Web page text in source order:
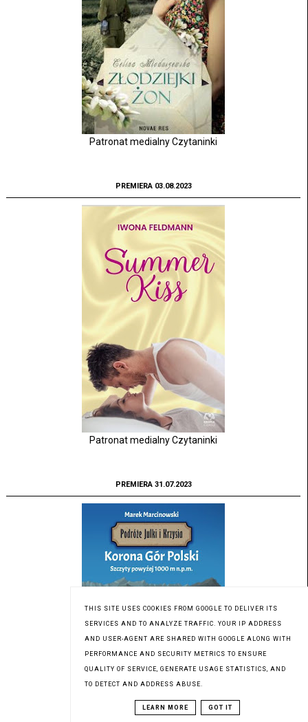
Patronat medialny Czytaninki
PREMIERA 03.08.2023
Patronat medialny Czytaninki
PREMIERA 31.07.2023
Patronat medialny Czytaninki
THIS SITE USES COOKIES FROM GOOGLE TO DELIVER ITS
SERVICES AND TO ANALYZE TRAFFIC. YOUR IP ADDRESS
AND USER-AGENT ARE SHARED WITH GOOGLE ALONG WITH
PERFORMANCE AND SECURITY METRICS TO ENSURE
QUALITY OF SERVICE, GENERATE USAGE STATISTICS, AND
TO DETECT AND ADDRESS ABUSE.
LEARN MORE GOT IT